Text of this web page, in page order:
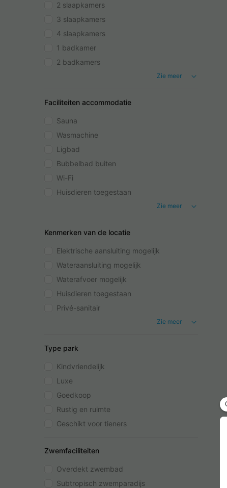
2 slaapkamers
3 slaapkamers
4 slaapkamers
1 badkamer
2 badkamers
Zie meer
Faciliteiten accommodatie
Sauna
Wasmachine
Ligbad
Bubbelbad buiten
Wi-Fi
Huisdieren toegestaan
Zie meer
Kenmerken van de locatie
Elektrische aansluiting mogelijk
Wateraansluiting mogelijk
Waterafvoer mogelijk
Huisdieren toegestaan
Privé-sanitair
Zie meer
Type park
Kindvriendelijk
Luxe
Goedkoop
Rustig en ruimte
Geschikt voor tieners
Zwemfaciliteiten
Overdekt zwembad
Subtropisch zwemparadijs